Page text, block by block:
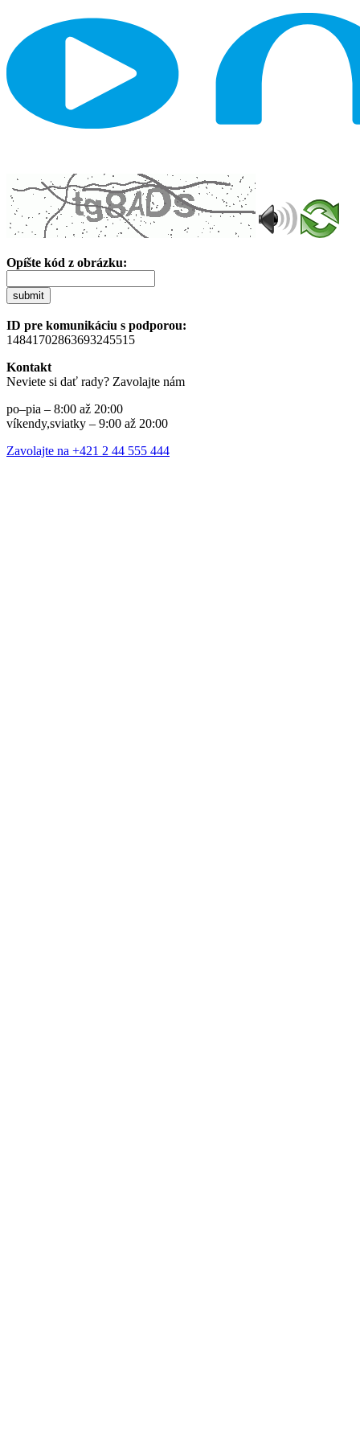
Opíšte kód z obrázku:
submit
ID pre komunikáciu s podporou:
14841702863693245515
Kontakt
Neviete si dať rady? Zavolajte nám
po–pia – 8:00 až 20:00
víkendy,sviatky – 9:00 až 20:00
Zavolajte na +421 2 44 555 444